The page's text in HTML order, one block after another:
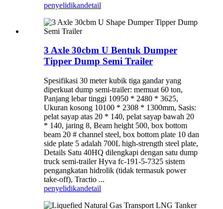
penyelidikandetail
3 Axle 30cbm U Bentuk Dumper
Tipper Dump Semi Trailer
Spesifikasi 30 meter kubik tiga gandar yang
diperkuat dump semi-trailer: memuat 60 ton,
Panjang lebar tinggi 10950 * 2480 * 3625,
Ukuran kosong 10100 * 2308 * 1300mm, Sasis:
pelat sayap atas 20 * 140, pelat sayap bawah 20
* 140, jaring 8, Beam height 500, box bottom
beam 20 # channel steel, box bottom plate 10 dan
side plate 5 adalah 700L high-strength steel plate,
Details Satu 40HQ dilengkapi dengan satu dump
truck semi-trailer Hyva fc-191-5-7325 sistem
pengangkatan hidrolik (tidak termasuk power
take-off), Tractio ...
penyelidikandetail